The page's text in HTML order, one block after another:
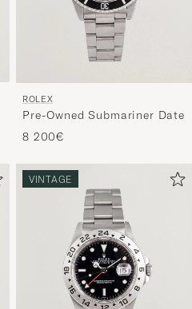
ROLEX
Pre-Owned Submariner Date
8 200€
VINTAGE